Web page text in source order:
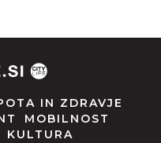
IN ZDRAVJE
MOBILNOST
KULTURA